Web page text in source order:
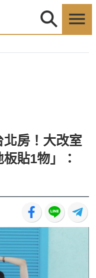
北房！大改室
貼1物」：